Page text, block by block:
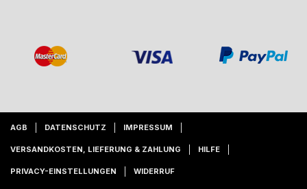
AGB DATENSCHUTZ IMPRESSUM
VERSANDKOSTEN, LIEFERUNG & ZAHLUNG HILFE
PRIVACY-EINSTELLUNGEN WIDERRUF